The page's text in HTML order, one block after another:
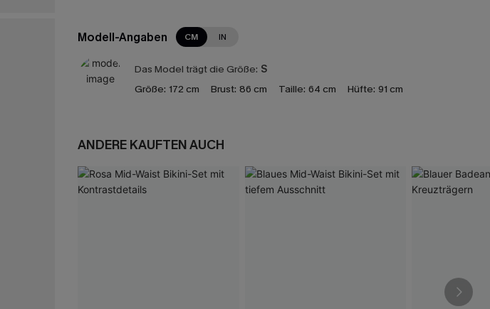
Modell-Angaben CM IN
Das Model trägt die Größe: S
Größe: 172 cm Brust: 86 cm Taille: 64 cm Hüfte: 91 cm
ANDERE KAUFTEN AUCH